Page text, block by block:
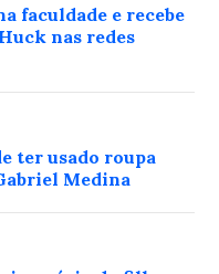
faculdade e recebe
nas redes
ter usado roupa
Medina